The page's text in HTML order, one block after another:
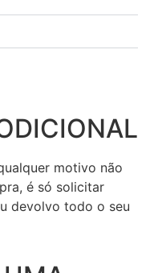
motivo não
é só solicitar
devolvo todo o seu